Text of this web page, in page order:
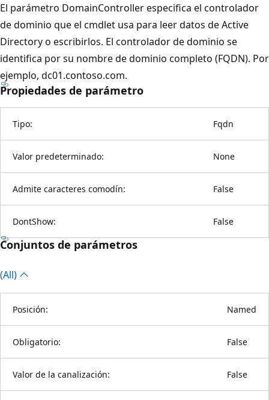
El parámetro DomainController especifica el controlador
de dominio que el cmdlet usa para leer datos de Active
Directory o escribirlos. El controlador de dominio se
identifica por su nombre de dominio completo (FQDN). Por
ejemplo, dc01.contoso.com.
Propiedades de parámetro
Tipo: Fqdn
Valor predeterminado: None
Admite caracteres comodín: False
DontShow: False
Conjuntos de parámetros
(All)
Posición: Named
Obligatorio: False
Valor de la canalización: False